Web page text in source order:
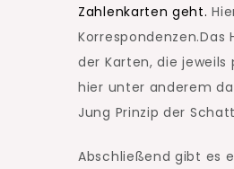
Zahlenkarten geht.
der Karten, die
hier unter anderem
Jung Prinzip der
Abschließend gibt es